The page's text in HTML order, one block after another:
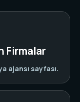
Firmalar
ajansı sayfası.